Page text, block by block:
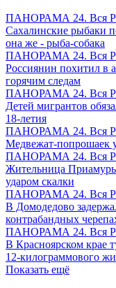
ПАНОРАМА 24. Вся
Сахалинские рыбаки
она же - рыба-собака
ПАНОРАМА 24. Вся
Россиянин похитил в
горячим следам
ПАНОРАМА 24. Вся
Детей мигрантов
18-летия
ПАНОРАМА 24. Вся
Медвежат-попрошаек
ПАНОРАМА 24. Вся
Жительница
ударом скалки
ПАНОРАМА 24. Вся
В Домодедово
контрабандных
ПАНОРАМА 24. Вся
В Красноярском крае
12-килограммового
Показать ещё